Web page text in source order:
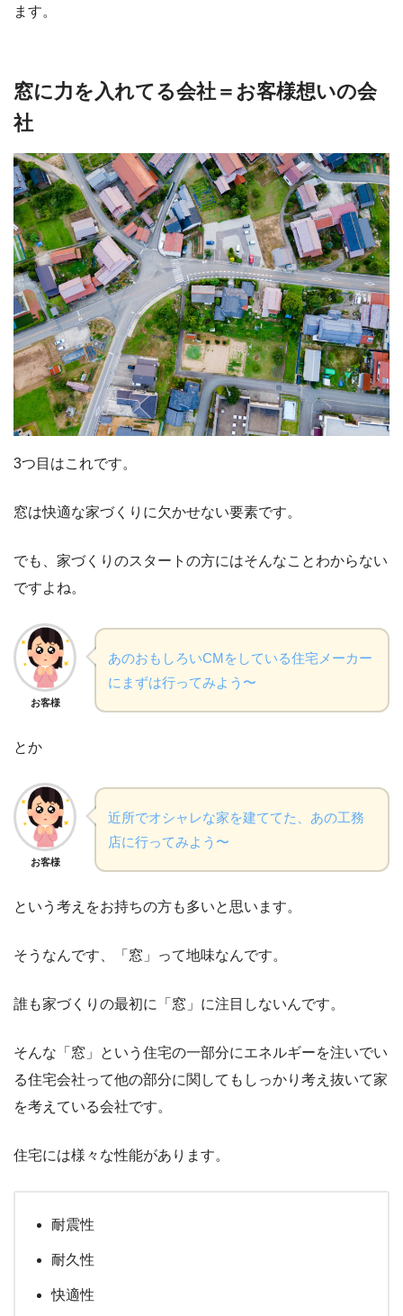
ます。
窓に力を入れてる会社＝お客様想いの会
社
3つ目はこれです。
窓は快適な家づくりに欠かせない要素です。
でも、家づくりのスタートの方にはそんなことわからない
ですよね。
お客様
あのおもしろいCMをしている住宅メーカー
にまずは行ってみよう〜
とか
お客様
近所でオシャレな家を建ててた、あの工務
店に行ってみよう〜
という考えをお持ちの方も多いと思います。
そうなんです、「窓」って地味なんです。
誰も家づくりの最初に「窓」に注目しないんです。
そんな「窓」という住宅の一部分にエネルギーを注いでい
る住宅会社って他の部分に関してもしっかり考え抜いて家
を考えている会社です。
住宅には様々な性能があります。
耐震性
耐久性
快適性